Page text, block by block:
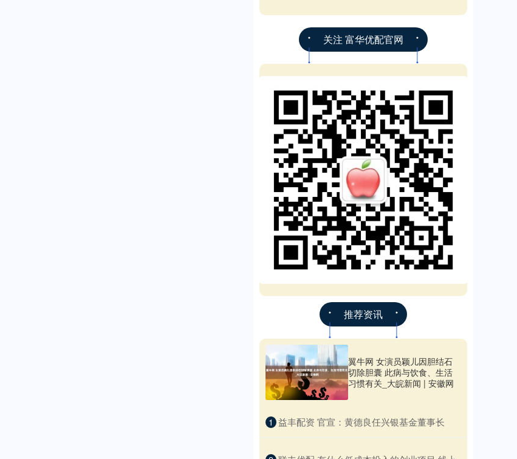
关注 富华优配官网
推荐资讯
翼牛网 女演员颖儿因胆结石
切除胆囊 此病与饮食、生活
习惯有关_大皖新闻 | 安徽网
1 ​益丰配资 官宣：黄德良任兴银基金董事长